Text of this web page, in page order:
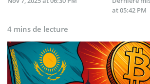
at 05:42 PM
4 mins de lecture